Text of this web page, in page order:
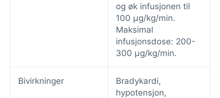
og øk infusjonen til
100 μg/kg/min.
Maksimal
infusjonsdose: 200-
300 μg/kg/min.
Bivirkninger
Bradykardi,
hypotensjon,